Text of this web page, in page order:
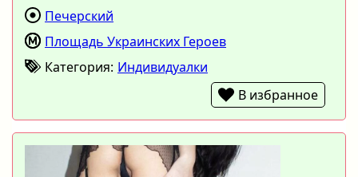
Печерский
Площадь Украинских Героев
Категория: Индивидуалки
В избранное